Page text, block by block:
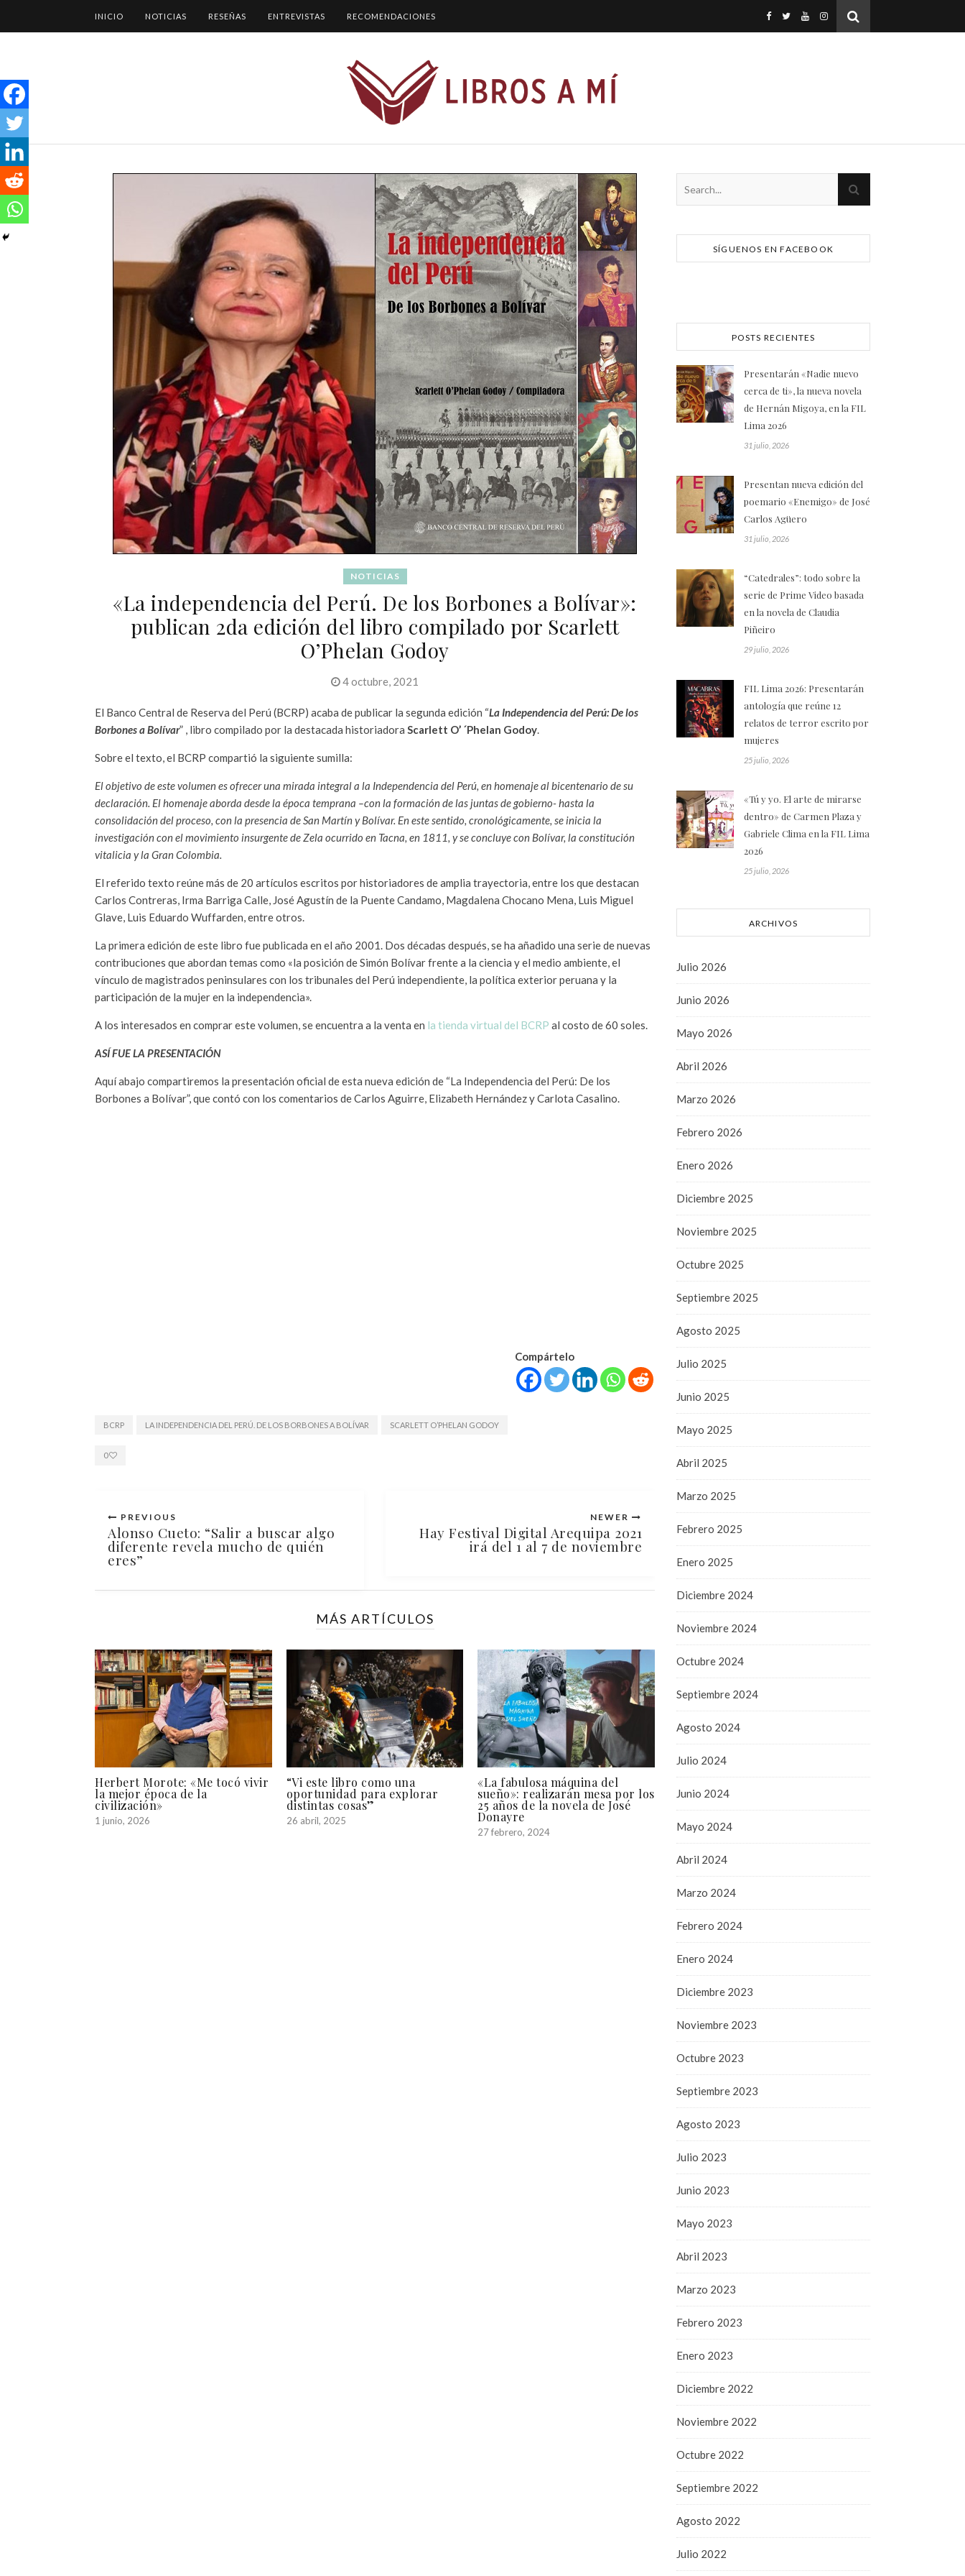
INICIO NOTICIAS RESEÑAS ENTREVISTAS RECOMENDACIONES
NOTICIAS
«La independencia del Perú. De los Borbones a Bolívar»:
publican 2da edición del libro compilado por Scarlett
O’Phelan Godoy
4 octubre, 2021
El Banco Central de Reserva del Perú (BCRP) acaba de publicar la segunda edición “La Independencia del Perú: De los
Borbones a Bolívar” , libro compilado por la destacada historiadora Scarlett O’ ´Phelan Godoy.
Sobre el texto, el BCRP compartió la siguiente sumilla:
El objetivo de este volumen es ofrecer una mirada integral a la Independencia del Perú, en homenaje al bicentenario de su
declaración. El homenaje aborda desde la época temprana –con la formación de las juntas de gobierno- hasta la
consolidación del proceso, con la presencia de San Martín y Bolívar. En este sentido, cronológicamente, se inicia la
investigación con el movimiento insurgente de Zela ocurrido en Tacna, en 1811, y se concluye con Bolívar, la constitución
vitalicia y la Gran Colombia.
El referido texto reúne más de 20 artículos escritos por historiadores de amplia trayectoria, entre los que destacan
Carlos Contreras, Irma Barriga Calle, José Agustín de la Puente Candamo, Magdalena Chocano Mena, Luis Miguel
Glave, Luis Eduardo Wuffarden, entre otros.
La primera edición de este libro fue publicada en el año 2001. Dos décadas después, se ha añadido una serie de nuevas
contribuciones que abordan temas como «la posición de Simón Bolívar frente a la ciencia y el medio ambiente, el
vínculo de magistrados peninsulares con los tribunales del Perú independiente, la política exterior peruana y la
participación de la mujer en la independencia».
A los interesados en comprar este volumen, se encuentra a la venta en la tienda virtual del BCRP al costo de 60 soles.
ASÍ FUE LA PRESENTACIÓN
Aquí abajo compartiremos la presentación oficial de esta nueva edición de “La Independencia del Perú: De los
Borbones a Bolívar”, que contó con los comentarios de Carlos Aguirre, Elizabeth Hernández y Carlota Casalino.
Compártelo
BCRP LA INDEPENDENCIA DEL PERÚ. DE LOS BORBONES A BOLÍVAR SCARLETT O’PHELAN GODOY
0
PREVIOUS
Alonso Cueto: “Salir a buscar algo
diferente revela mucho de quién
eres”
NEWER
Hay Festival Digital Arequipa 2021
irá del 1 al 7 de noviembre
MÁS ARTÍCULOS
Herbert Morote: «Me tocó vivir
la mejor época de la
civilización»
1 junio, 2026
“Vi este libro como una
oportunidad para explorar
distintas cosas”
26 abril, 2025
«La fabulosa máquina del
sueño»: realizarán mesa por los
25 años de la novela de José
Donayre
27 febrero, 2024
SÍGUENOS EN FACEBOOK
POSTS RECIENTES
Presentarán «Nadie nuevo
cerca de ti», la nueva novela
de Hernán Migoya, en la FIL
Lima 2026
31 julio, 2026
Presentan nueva edición del
poemario «Enemigo» de José
Carlos Agüero
31 julio, 2026
“Catedrales”: todo sobre la
serie de Prime Video basada
en la novela de Claudia
Piñeiro
29 julio, 2026
FIL Lima 2026: Presentarán
antología que reúne 12
relatos de terror escrito por
mujeres
25 julio, 2026
«Tú y yo. El arte de mirarse
dentro» de Carmen Plaza y
Gabriele Clima en la FIL Lima
2026
25 julio, 2026
ARCHIVOS
Julio 2026
Junio 2026
Mayo 2026
Abril 2026
Marzo 2026
Febrero 2026
Enero 2026
Diciembre 2025
Noviembre 2025
Octubre 2025
Septiembre 2025
Agosto 2025
Julio 2025
Junio 2025
Mayo 2025
Abril 2025
Marzo 2025
Febrero 2025
Enero 2025
Diciembre 2024
Noviembre 2024
Octubre 2024
Septiembre 2024
Agosto 2024
Julio 2024
Junio 2024
Mayo 2024
Abril 2024
Marzo 2024
Febrero 2024
Enero 2024
Diciembre 2023
Noviembre 2023
Octubre 2023
Septiembre 2023
Agosto 2023
Julio 2023
Junio 2023
Mayo 2023
Abril 2023
Marzo 2023
Febrero 2023
Enero 2023
Diciembre 2022
Noviembre 2022
Octubre 2022
Septiembre 2022
Agosto 2022
Julio 2022